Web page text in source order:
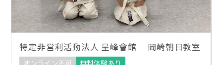
特定非営利活動法人 呈峰會館 岡崎朝日教室
オンライン不可
無料体験あり